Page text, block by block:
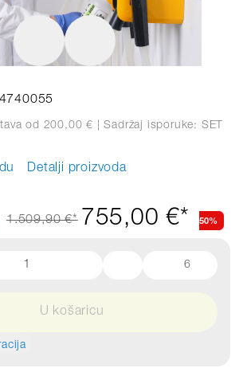
od 200,00 € | Sadržaj isporuke: SET
Detalji proizvoda
1.509,90 €* 755,00 €* 50%
6
U košaricu